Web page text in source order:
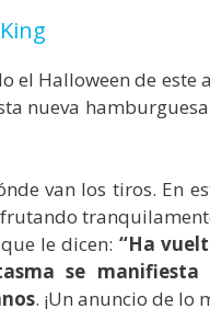
el Halloween de este
nueva
van los tiros. En
le dicen: “Ha
se
. ¡Un anuncio de lo